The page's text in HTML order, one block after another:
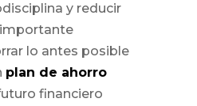
y reducir
importante
lo antes posible
plan de ahorro
financiero